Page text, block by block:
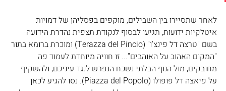
לאחר שתסיירו בין השבילים, מוקפים בפסליהן של דמויות
איטלקיות ידועות, תגיעו לבסוף לנקודת תצפית נהדרת הידועה
בשם "טרצה דל פינצ'ו" (Terazza del Pincio) ומוכרת ברומא בתור
"המקום האהוב על האוהבים"... זו חוויה מיוחדת לעמוד פה
מחובקים, מול הנוף הבלתי נשכח הנפרש לנגד עיניכם, ולהשקיף
על פיאצה דל פופולו (Piazza del Popolo). נסו להגיע לכאן